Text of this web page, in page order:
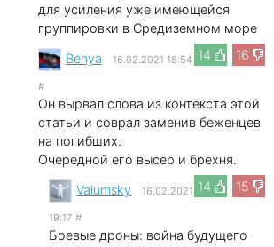
для усиления уже имеющейся
группировки в Средиземном море
14
16
Benya 16.02.2021 18:54
#
Он вырвал слова из контекста этой
статьи и соврал заменив беженцев
на погибших.
Очередной его высер и брехня.
14
15
Valumsky 16.02.2021
19:17 #
Боевые дроны: война будущего